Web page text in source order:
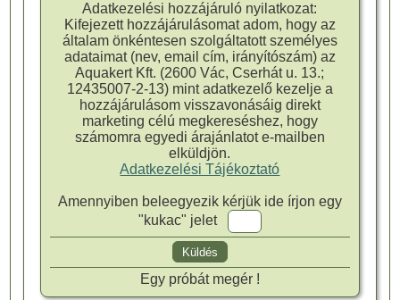
Adatkezelési hozzájáruló nyilatkozat:
Kifejezett hozzájárulásomat adom, hogy az
általam önkéntesen szolgáltatott személyes
adataimat (nev, email cím, irányítószám) az
Aquakert Kft. (2600 Vác, Cserhát u. 13.;
12435007-2-13) mint adatkezelő kezelje a
hozzájárulásom visszavonásáig direkt
marketing célú megkereséshez, hogy
számomra egyedi árajánlatot e-mailben
elküldjön.
Adatkezelési Tájékoztató
Amennyiben beleegyezik kérjük ide írjon egy
"kukac" jelet
Egy próbát megér !